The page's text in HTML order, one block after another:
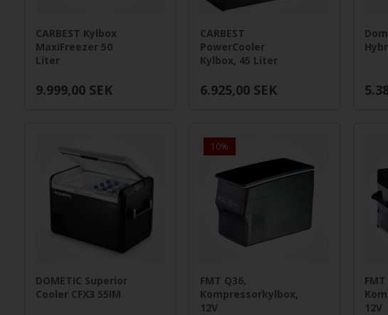
CARBEST Kylbox
MaxiFreezer 50
Liter
9.999,00 SEK
CARBEST
PowerCooler
Kylbox, 45 Liter
6.925,00 SEK
DOMETIC Superior
Cooler CFX3 55IM
10%
FMT Q36,
Kompressorkylbox,
12V
12V